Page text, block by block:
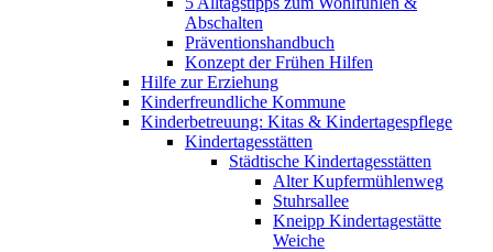
Abschalten
Präventionshandbuch
Konzept der Frühen Hilfen
Hilfe zur Erziehung
Kinderfreundliche Kommune
Kinderbetreuung: Kitas & Kindertagespflege
Kindertagesstätten
Städtische Kindertagesstätten
Alter Kupfermühlenweg
Stuhrsallee
Kneipp Kindertagestätte
Weiche